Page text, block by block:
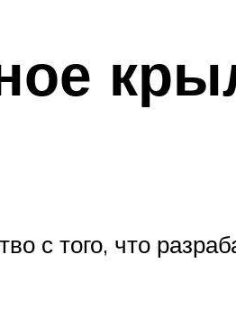
с того, что